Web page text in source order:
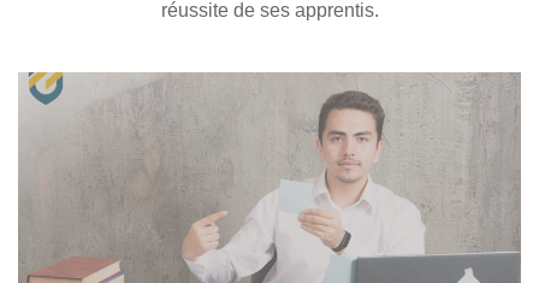
réussite de ses apprentis.